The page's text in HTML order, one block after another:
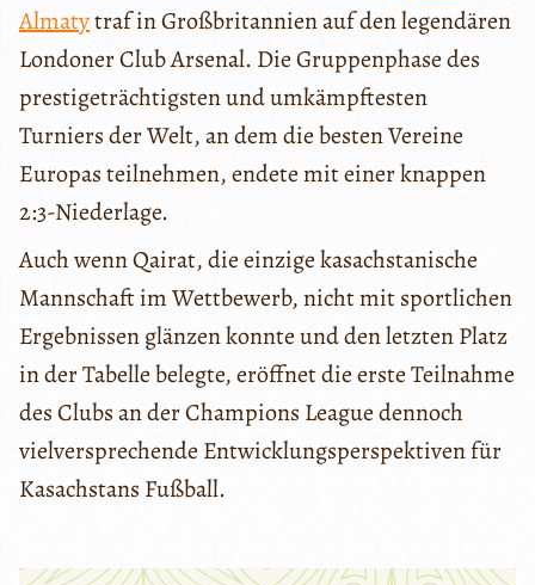
Almatytraf in Großbritannien auf den legendären
Londoner Club Arsenal. Die Gruppenphase des
prestigeträchtigsten und umkämpftesten
Turniers der Welt, an dem die besten Vereine
Europas teilnehmen, endete mit einer knappen
2:3-Niederlage.
Auch wenn Qairat, die einzige kasachstanische
Mannschaft im Wettbewerb, nicht mit sportlichen
Ergebnissen glänzen konnte und den letzten Platz
in der Tabelle belegte, eröffnet die erste Teilnahme
des Clubs an der Champions League dennoch
vielversprechende Entwicklungsperspektiven für
Kasachstans Fußball.